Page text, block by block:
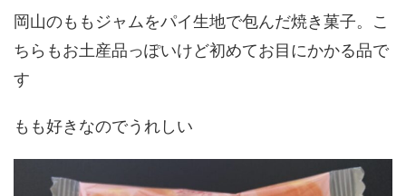
岡山のももジャムをパイ生地で包んだ焼き菓子。こ
ちらもお土産品っぽいけど初めてお目にかかる品で
す
もも好きなのでうれしい